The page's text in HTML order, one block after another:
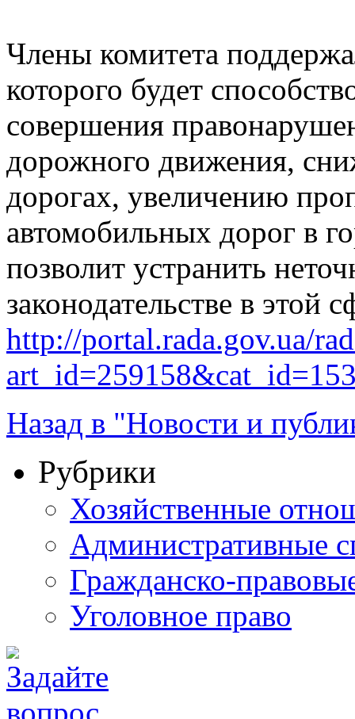
Члены комитета
которого будет
совершения
дорожного движения,
дорогах, увеличению
автомобильных дорог в
позволит устранить
законодательстве в этой
http://portal.rada.gov.ua/
Назад в "Новости и
Рубрики
Хозяйственные
Административные
Гражданско-
Уголовное право